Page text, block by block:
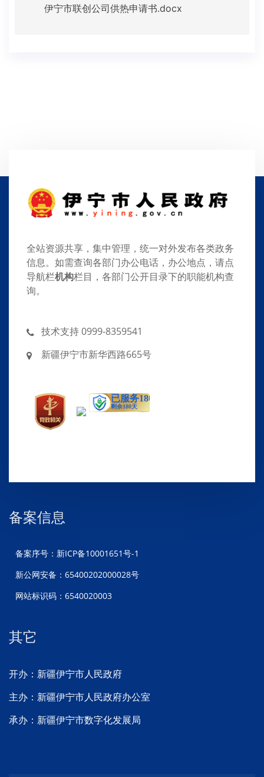
伊宁市联创公司供热申请书.docx
全站资源共享，集中管理，统一对外发布各类政务
信息。如需查询各部门办公电话，办公地点，请点
导航栏机构栏目，各部门公开目录下的职能机构查
询。
技术支持 0999-8359541
新疆伊宁市新华西路665号
备案信息
备案序号：新ICP备10001651号-1
新公网安备：65400202000028号
网站标识码：6540020003
其它
开办：新疆伊宁市人民政府
主办：新疆伊宁市人民政府办公室
承办：新疆伊宁市数字化发展局